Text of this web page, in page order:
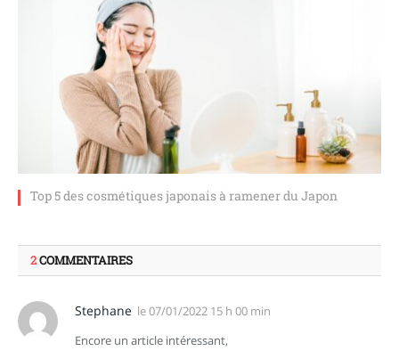
Top 5 des cosmétiques japonais à ramener du Japon
2COMMENTAIRES
Stephane le07/01/2022 15 h 00 min
Encore un article intéressant,